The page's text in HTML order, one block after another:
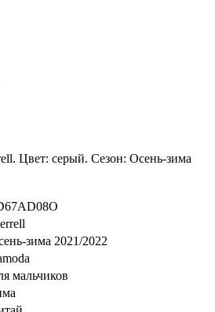
Цвет: серый. Сезон: Осень-зима
зима 2021/2022
мальчиков